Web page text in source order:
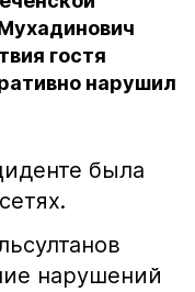
гостя
нарушил
была
нарушений